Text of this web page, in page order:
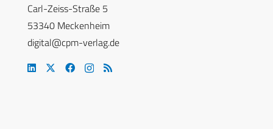
Carl-Zeiss-Straße 5
53340 Meckenheim
digital@cpm-verlag.de